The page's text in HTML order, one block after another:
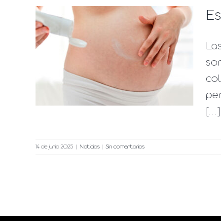
[...]
14 de junio 2025 Noticias Sin comentarios